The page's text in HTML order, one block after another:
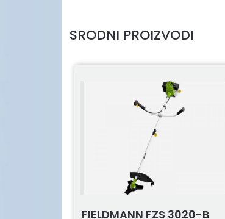
SRODNI PROIZVODI
FIELDMANN FZS 3020-B